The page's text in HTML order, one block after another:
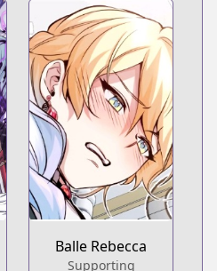
Balle Rebecca
Supporting